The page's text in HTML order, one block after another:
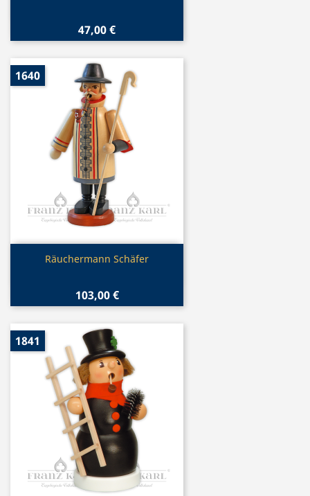
47,00 €
Vorschau
Räuchermann Schäfer
103,00 €
1640
1841